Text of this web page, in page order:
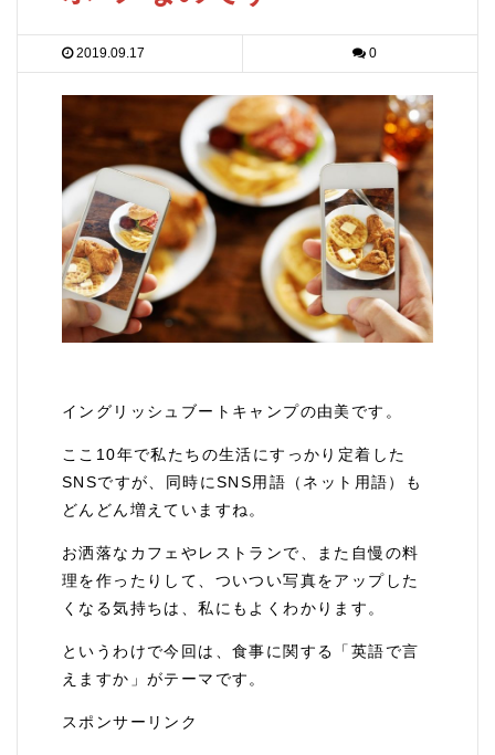
2019.09.17 0
イングリッシュブートキャンプの由美です。
ここ10年で私たちの生活にすっかり定着した
SNSですが、同時にSNS用語（ネット用語）も
どんどん増えていますね。
お洒落なカフェやレストランで、また自慢の料
理を作ったりして、ついつい写真をアップした
くなる気持ちは、私にもよくわかります。
というわけで今回は、食事に関する「英語で言
えますか」がテーマです。
スポンサーリンク